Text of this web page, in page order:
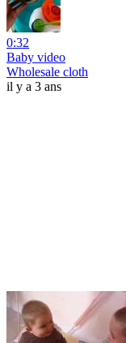
0:32
Baby video
Wholesale cloth
il y a 3 ans